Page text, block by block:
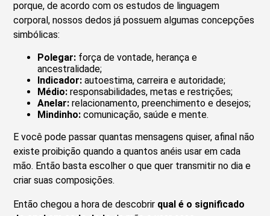
porque, de acordo com os estudos de linguagem
corporal, nossos dedos já possuem algumas concepções
simbólicas:
Polegar: força de vontade, herança e
ancestralidade;
Indicador: autoestima, carreira e autoridade;
Médio: responsabilidades, metas e restrições;
Anelar: relacionamento, preenchimento e desejos;
Mindinho: comunicação, saúde e mente.
E você pode passar quantas mensagens quiser, afinal não
existe proibição quando a quantos anéis usar em cada
mão. Então basta escolher o que quer transmitir no dia e
criar suas composições.
Então chegou a hora de descobrir qual é o significado